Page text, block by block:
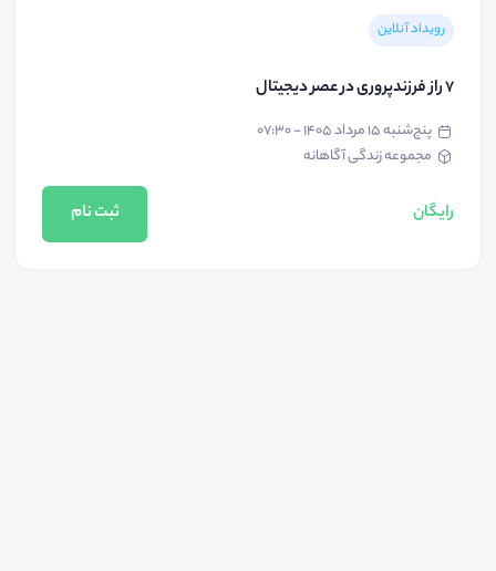
رویداد آنلاین
۷ راز فرزندپروری در عصر دیجیتال
پنج‌شنبه ۱۵ مرداد ۱۴۰۵ - ۰۷:۳۰
مجموعه زندگی آگاهانه
رایگان ثبت نام